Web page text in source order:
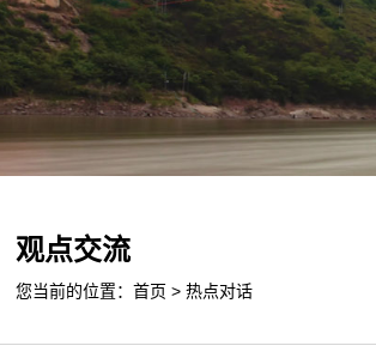
观点交流
您当前的位置： 首页 > 热点对话